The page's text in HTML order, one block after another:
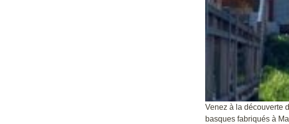
Venez à la découverte
basques fabriqués à